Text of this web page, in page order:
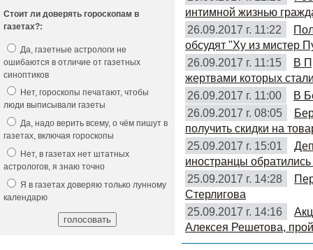
интимной жизнью
26.09.2017 г. 11:22
обсудят "Ху из мистер
26.09.2017 г. 11:15
В
жертвами которых
26.09.2017 г. 11:00
В
26.09.2017 г. 08:05
получить скидки на
25.09.2017 г. 15:01
иностранцы обратились
25.09.2017 г. 14:28
Стерлигова
25.09.2017 г. 14:16
Алексея Решетова,
Стоит ли доверять гороскопам в
газетах?:
Да, газетные астрологи не
ошибаются в отличие от газетных
синоптиков
Нет, гороскопы печатают, чтобы
люди выписывали газеты
Да, надо верить всему, о чём пишут в
газетах, включая гороскопы
Нет, в газетах нет штатных
астрологов, я знаю точно
Я в газетах доверяю только лунному
календарю